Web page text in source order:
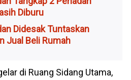
Diburu
Didesak Tuntaskan
Jual Beli Rumah
di Ruang Sidang Utama,